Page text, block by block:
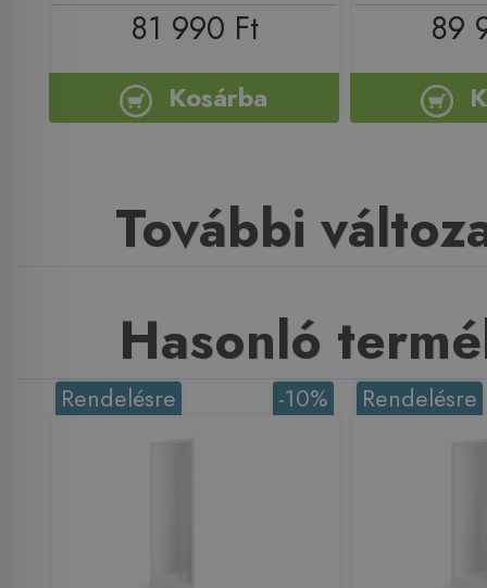
81 990 Ft
Kosárba
89
További
Hasonló
-10%
Rendelésre Rendelésre